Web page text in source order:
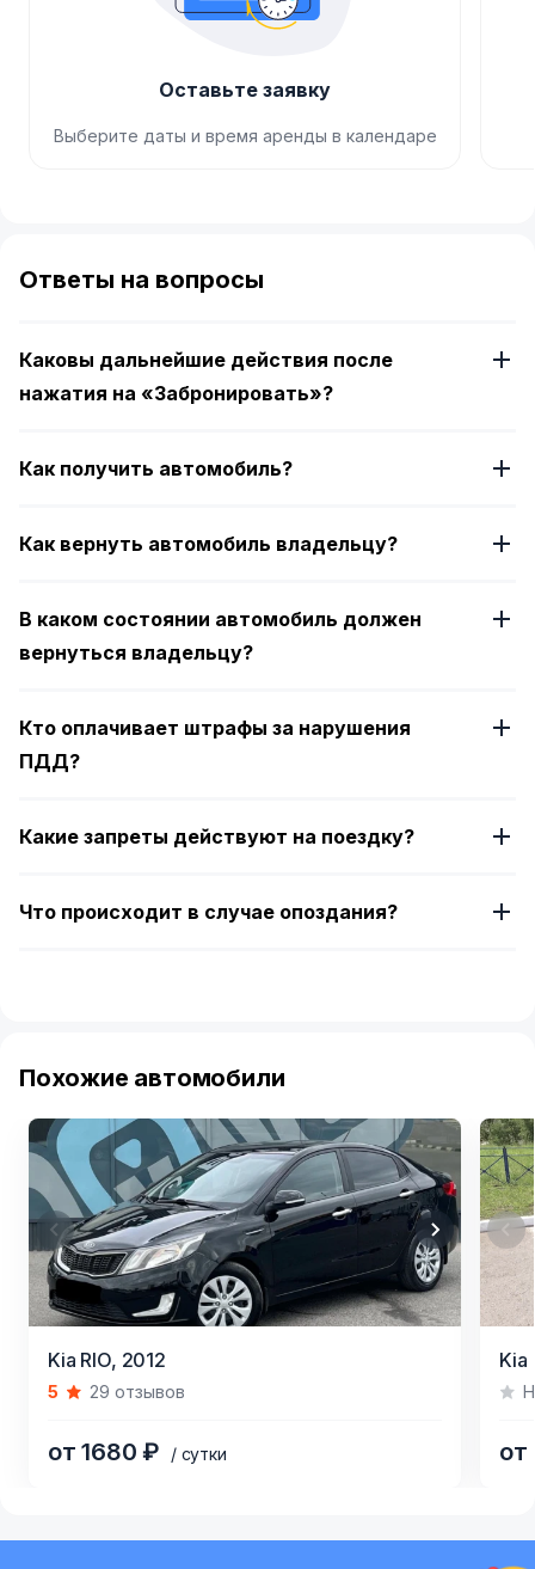
Оставьте заявку
Выберите даты и время аренды в календаре
of
4
Ответы на вопросы
Каковы дальнейшие действия после
нажатия на «Забронировать»?
Как получить автомобиль?
Как вернуть автомобиль владельцу?
В каком состоянии автомобиль должен
вернуться владельцу?
Кто оплачивает штрафы за нарушения
ПДД?
Какие запреты действуют на поездку?
Что происходит в случае опоздания?
Похожие автомобили
Kia RIO, 2012
5 29 отзывов
от 1680 ₽ / сутки
Kia